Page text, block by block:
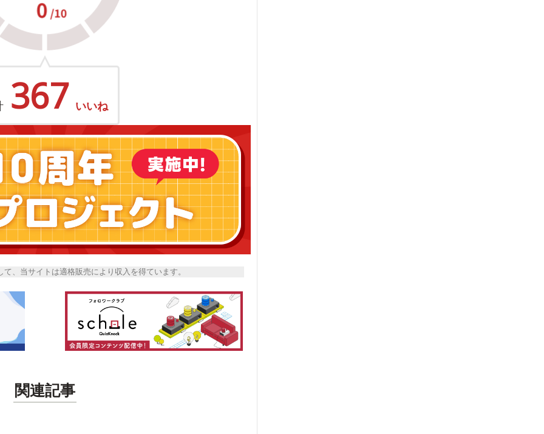
367 いいね
、当サイトは適格販売により収入を得ています。
関連記事